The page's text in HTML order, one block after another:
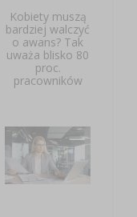
Kobiety muszą
bardziej walczyć
o awans? Tak
uważa blisko 80
proc.
pracowników